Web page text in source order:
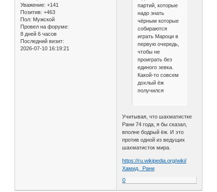
Уважение: +141
Позитив: +463
Пол: Мужской
Провел на форуме:
8 дней 6 часов
Последний визит:
2026-07-10 16:19:21
партий, которые
надо знать
чёрным которые
собираются
играть Мароци в
первую очередь,
чтобы не
проиграть без
единого зевка.
Какой-то совсем
дохлый ёж
получился
Учитывая, что шахматистке
Рани 74 года, я бы сказал,
вполне бодрый ёж. И это
против одной из ведущих
шахматисток мира.
https://ru.wikipedia.org/wiki/
Хамид,_Рани
0